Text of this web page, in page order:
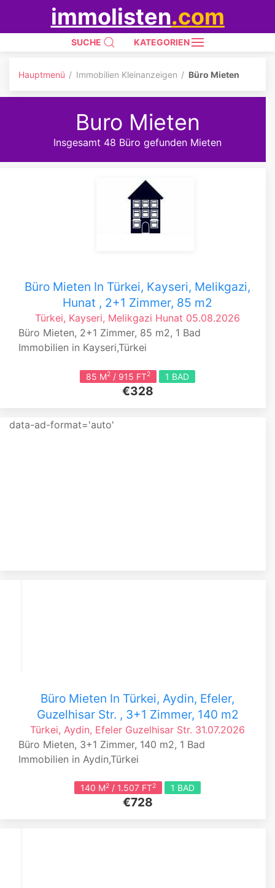
immolisten.com
SUCHE KATEGORIEN
Hauptmenü Immobilien Kleinanzeigen Büro Mieten
Buro Mieten
Insgesamt 48 Büro gefunden Mieten
Büro Mieten In Türkei, Kayseri, Melikgazi,
Hunat , 2+1 Zimmer, 85 m2
Türkei, Kayseri, Melikgazi Hunat 05.08.2026
Büro Mieten, 2+1 Zimmer, 85 m2, 1 Bad
Immobilien in Kayseri,Türkei
85 M2 / 915 FT2 1 BAD
€328
data-ad-format='auto'
Büro Mieten In Türkei, Aydin, Efeler,
Guzelhisar Str. , 3+1 Zimmer, 140 m2
Türkei, Aydin, Efeler Guzelhisar Str. 31.07.2026
Büro Mieten, 3+1 Zimmer, 140 m2, 1 Bad
Immobilien in Aydin,Türkei
140 M2 / 1.507 FT2 1 BAD
€728